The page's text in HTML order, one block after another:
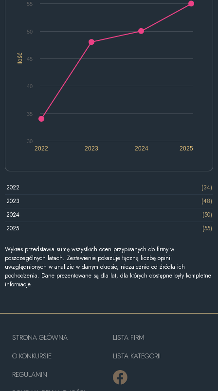
Ilość
2022 2024
2023 2025
30
35
40
45
50
55
2022
(34)
2023
(48)
2024
(50)
2025
(55)
Wykres przedstawia sumę wszystkich ocen przypisanych do firmy w
poszczególnych latach. Zestawienie pokazuje łączną liczbę opinii
uwzględnionych w analizie w danym okresie, niezależnie od źródła ich
pochodzenia. Dane prezentowane są dla lat, dla których dostępne były kompletne
informacje.
STRONA GŁÓWNA
O KONKURSIE
REGULAMIN
LISTA FIRM
LISTA KATEGORII